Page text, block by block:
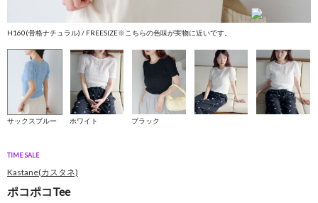
H160(骨格ナチュラル) / FREESIZE※こちらの色味が実物に近いです。
サックスブルー ホワイト ブラック
TIME SALE
Kastane(カスタネ)
ポコポコTee